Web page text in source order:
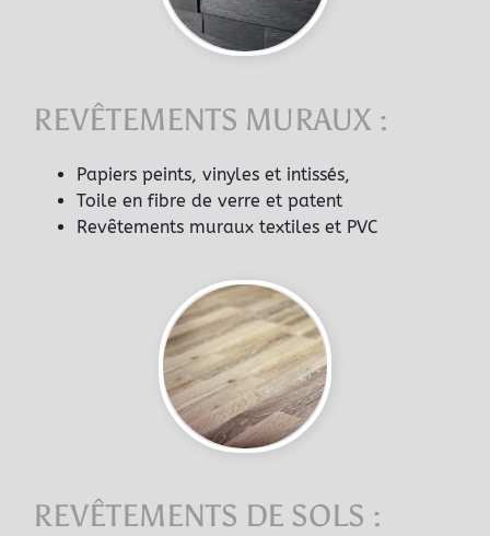
REVÊTEMENTS MURAUX :
Papiers peints, vinyles et intissés,
Toile en fibre de verre et patent
Revêtements muraux textiles et PVC
REVÊTEMENTS DE SOLS :